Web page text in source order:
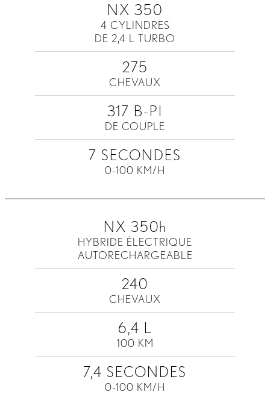
NX 350
4 CYLINDRES
DE 2,4 L TURBO
275
CHEVAUX
317 B-PI
DE COUPLE
7 SECONDES
0-100 KM/H
NX 350h
HYBRIDE ÉLECTRIQUE
AUTORECHARGEABLE
240
CHEVAUX
6,4 L
100 KM
7,4 SECONDES
0-100 KM/H